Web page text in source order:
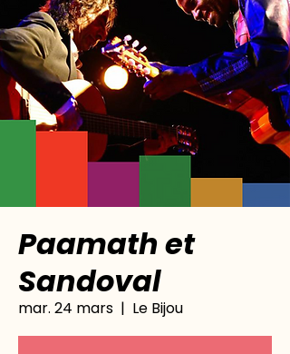
Paamath et
Sandoval
mar. 24 mars
  |
Le Bijou